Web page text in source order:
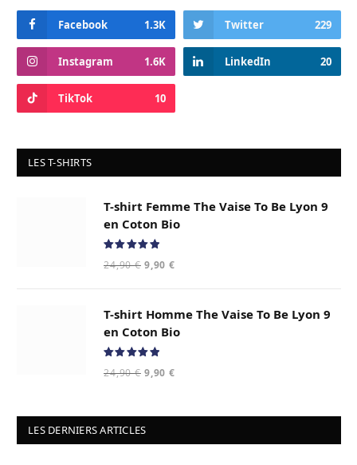
Facebook 1.3K Twitter 229
Instagram 1.6K LinkedIn 20
TikTok 10
LES T-SHIRTS
T-shirt Femme The Vaise To Be Lyon 9
en Coton Bio
sur 5
24,90€ Le
était :
24,90 €.
9,90€Le
est :
9,90 €.
T-shirt Homme The Vaise To Be Lyon 9
en Coton Bio
sur 5
24,90€ Le
24,90 €.
9,90€Le
LES DERNIERS ARTICLES